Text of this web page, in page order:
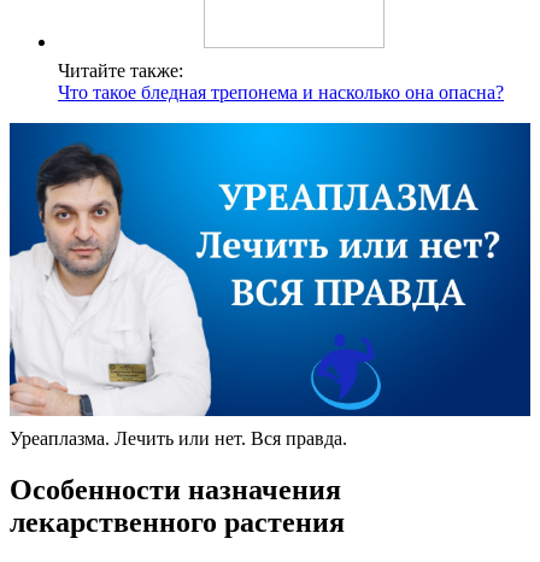
Читайте также:
Что такое бледная трепонема и насколько она опасна?
Уреаплазма. Лечить или нет. Вся правда.
Особенности назначения
лекарственного растения